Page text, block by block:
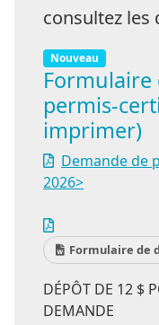
consultez les
Nouveau
Formulaire
permis-
imprimer)
Demande de
2026>
Formulaire de
DÉPÔT DE 12 $
DEMANDE